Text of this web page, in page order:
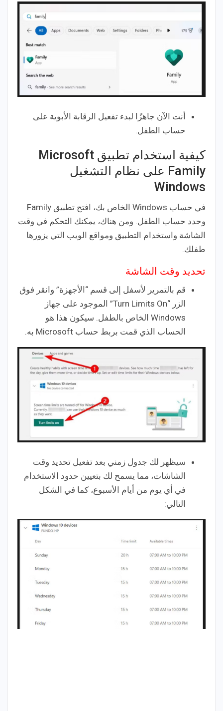
أنت الآن جاهزًا لبدء تفعيل الرقابة الأبوية على
حساب الطفل.
كيفية استخدام تطبيق Microsoft
Family على نظام التشغيل
Windows
في حساب Windows الخاص بك، افتح تطبيق Family
وحدد حساب الطفل. ومن هناك، يمكنك التحكم في وقت
الشاشة واستخدام التطبيق ومواقع الويب التي يزورها
طفلك.
تحديد وقت الشاشة
قم بالتمرير لأسفل إلى قسم “الأجهزة” وانقر فوق
الزر “Turn Limits On” الموجود على جهاز
Windows الخاص بالطفل. سيكون هذا هو
الحساب الذي قمت بربط حساب Microsoft به.
سيظهر لك جدول زمني بعد تفعيل تحديد وقت
الشاشات، مما يسمح لك بتعيين حدود الاستخدام
في أي يوم من أيام الأسبوع، كما في الشكل
التالي: